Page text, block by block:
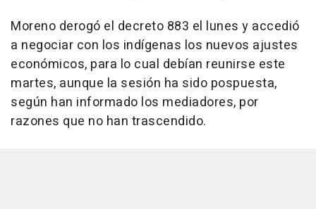
Moreno derogó el decreto 883 el lunes y accedió
a negociar con los indígenas los nuevos ajustes
económicos, para lo cual debían reunirse este
martes, aunque la sesión ha sido pospuesta,
según han informado los mediadores, por
razones que no han trascendido.